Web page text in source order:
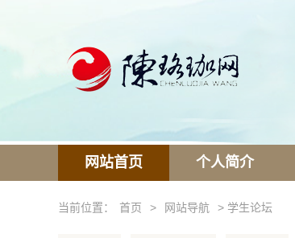
网站首页 个人简介
当前位置： 首页 > 网站导航 > 学生论坛